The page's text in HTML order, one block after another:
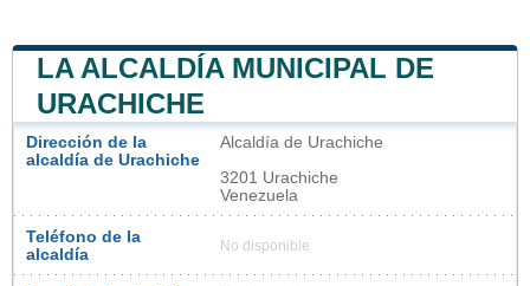
LA ALCALDÍA MUNICIPAL DE
URACHICHE
Dirección de la
alcaldía de Urachiche
Alcaldía de Urachiche
3201 Urachiche
Venezuela
Teléfono de la
alcaldía
No disponible